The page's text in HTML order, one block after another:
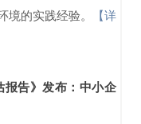
境的实践经验。
【详
报告》发布：中小企